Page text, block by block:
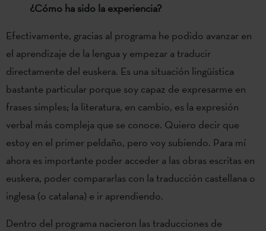
¿Cómo ha sido la experiencia?
Efectivamente, gracias al programa he podido avanzar en
el aprendizaje de la lengua y empezar a traducir
directamente del euskera. Es una situación lingüística
bastante particular porque soy capaz de expresarme en
frases simples; la literatura, en cambio, es la expresión
verbal más compleja que se conoce. Quiero decir que
estoy en el primer peldaño, pero voy subiendo. Para mí
ahora es importante poder acceder a las obras escritas en
euskera, poder compararlas con la traducción castellana o
inglesa (o catalana) e ir aprendiendo.
Dentro del programa nacieron las traducciones de